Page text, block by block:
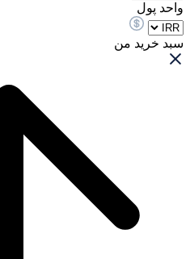
واحد پول
سبد خرید من